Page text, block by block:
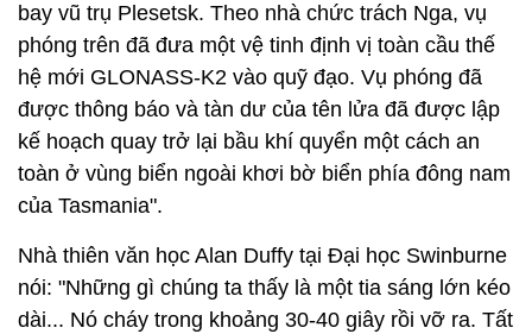
bay vũ trụ Plesetsk. Theo nhà chức trách Nga, vụ
phóng trên đã đưa một vệ tinh định vị toàn cầu thế
hệ mới GLONASS-K2 vào quỹ đạo. Vụ phóng đã
được thông báo và tàn dư của tên lửa đã được lập
kế hoạch quay trở lại bầu khí quyển một cách an
toàn ở vùng biển ngoài khơi bờ biển phía đông nam
của Tasmania".
Nhà thiên văn học Alan Duffy tại Đại học Swinburne
nói: "Những gì chúng ta thấy là một tia sáng lớn kéo
dài... Nó cháy trong khoảng 30-40 giây rồi vỡ ra. Tất